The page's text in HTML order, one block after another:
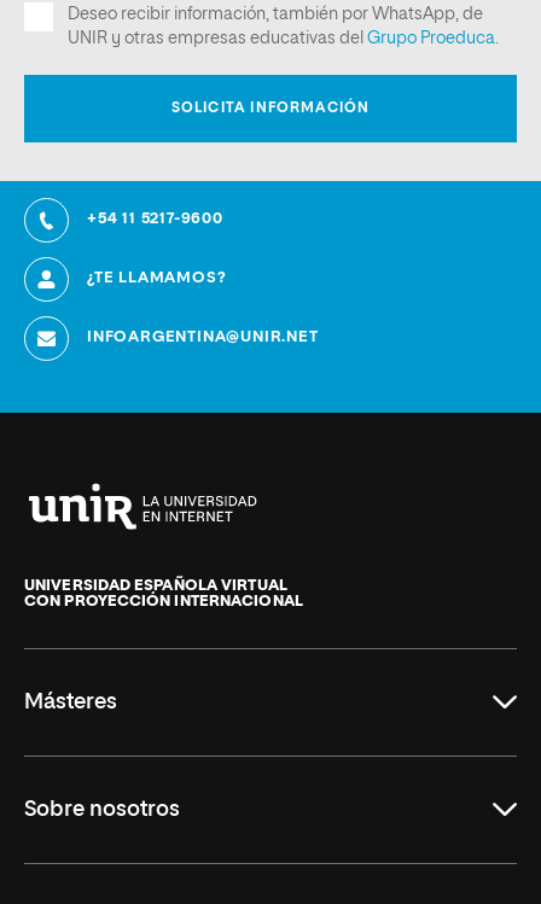
+54 11 5217-9600
¿TE LLAMAMOS?
INFOARGENTINA@UNIR.NET
de
La
UNIVERSIDAD ESPAÑOLA VIRTUAL
CON PROYECCIÓN INTERNACIONAL
Másteres
Derecho
Sobre nosotros